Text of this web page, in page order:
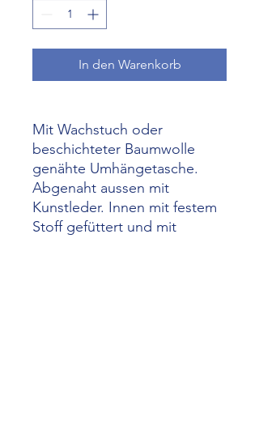
In den Warenkorb
Mit Wachstuch oder
beschichteter Baumwolle
genähte Umhängetasche.
Abgenaht aussen mit
Kunstleder. Innen mit festem
Stoff gefüttert und mit